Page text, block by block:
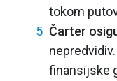
tokom
Čarter
finansijske